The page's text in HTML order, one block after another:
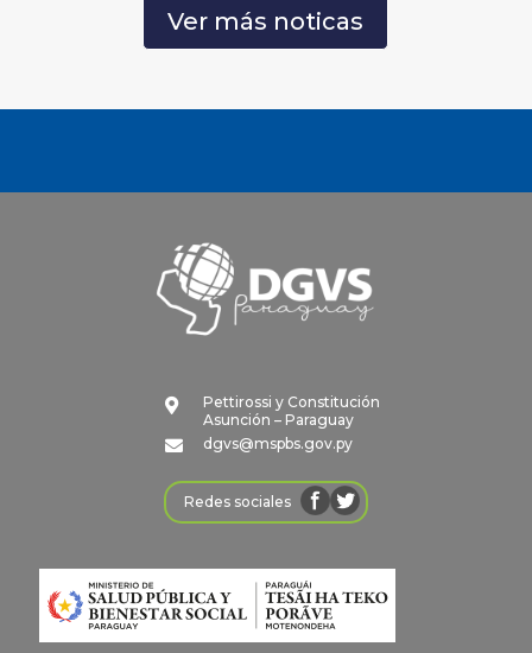
Ver más noticas

Pettirossi y Constitución
Asunción – Paraguay

dgvs@mspbs.gov.py
Redes sociales